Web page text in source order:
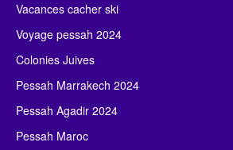
Vacances cacher ski
Voyage pessah 2024
Colonies Juives
Pessah Marrakech 2024
Pessah Agadir 2024
Pessah Maroc